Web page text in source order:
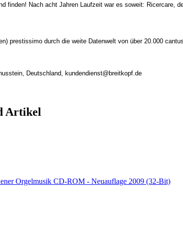
finden! Nach acht Jahren Laufzeit war es soweit:
prestissimo durch die weite Datenwelt von über 20.000
Deutschland, kundendienst@breitkopf.de
Artikel
Orgelmusik CD-ROM - Neuauflage 2009 (32-Bit)